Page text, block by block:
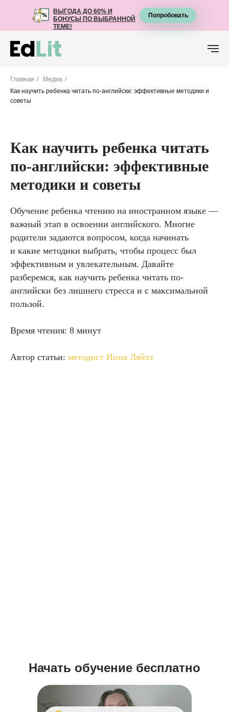
ВЫГОДА ДО 60% И
БОНУСЫ ПО ВЫБРАННОЙ
ТЕМЕ!
Попробовать
ВЫГОДА ДО 60% И
БОНУСЫ ПО ВЫБРАННОЙ
ТЕМЕ!
Попробовать
Главная / Медиа /
Как научить ребенка читать по-английски: эффективные методики и
советы
Как научить ребенка читать
по-английски: эффективные
методики и советы
Обучение ребенка чтению на иностранном языке —
важный этап в освоении английского. Многие
родители задаются вопросом, когда начинать
и какие методики выбрать, чтобы процесс был
эффективным и увлекательным. Давайте
разберемся, как научить ребенка читать по-
английски без лишнего стресса и с максимальной
пользой.
Время чтения: 8 минут
Автор статьи: методист Инна Ляйхт
Начать обучение бесплатно